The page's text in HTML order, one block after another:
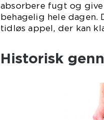
absorbere fugt og
behagelig hele dagen.
tidløs appel, der kan
Historisk